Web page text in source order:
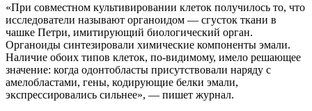
«При совместном культивировании клеток получилось то, что
исследователи называют органоидом — сгусток ткани в
чашке Петри, имитирующий биологический орган.
Органоиды синтезировали химические компоненты эмали.
Наличие обоих типов клеток, по-видимому, имело решающее
значение: когда одонтобласты присутствовали наряду с
амелобластами, гены, кодирующие белки эмали,
экспрессировались сильнее», — пишет журнал.